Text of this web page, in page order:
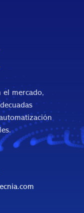
el mercado,